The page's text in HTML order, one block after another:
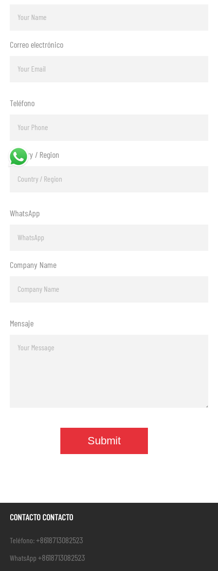
Correo electrónico
Teléfono
Country / Region
WhatsApp
Company Name
Mensaje
CONTACTO CONTACTO
Teléfono:+8618713082523
WhatsApp +8618713082523